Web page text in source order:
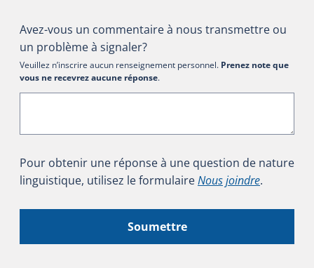
Avez-vous un commentaire à nous transmettre ou
un problème à signaler?
Veuillez n’inscrire aucun renseignement personnel. Prenez note que
vous ne recevrez aucune réponse.
Pour obtenir une réponse à une question de nature
linguistique, utilisez le formulaireNous joindre.
Soumettre